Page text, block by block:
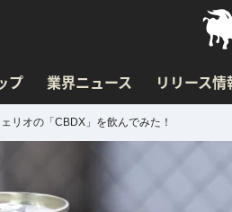
プ 業界ニュース リリース情
リオの「CBDX」を飲んでみた！